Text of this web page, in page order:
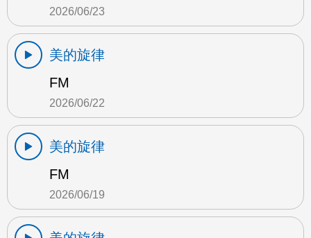
2026/06/23
美的旋律
FM
2026/06/22
美的旋律
FM
2026/06/19